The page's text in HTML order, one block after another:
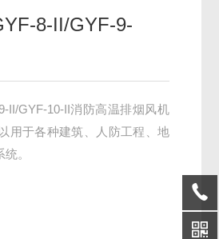
8-II/GYF-9-
II/GYF-10-II消防高温排烟风机
用于各种建筑、人防工程、地
。